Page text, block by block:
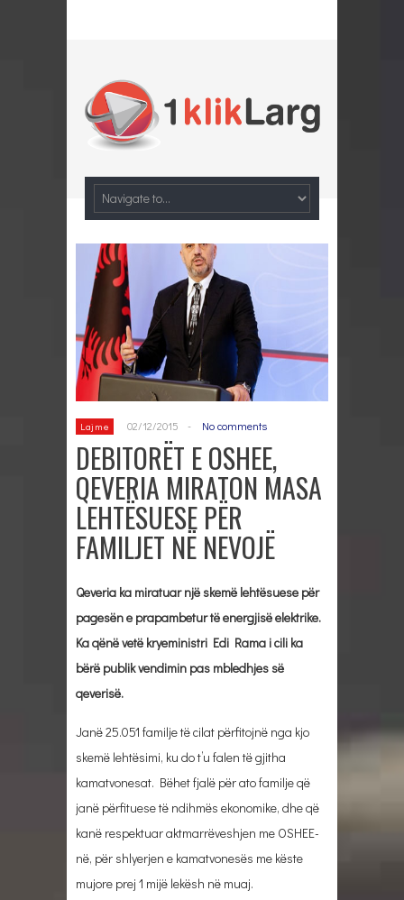
Lajme 02/12/2015 - No comments
DEBITORËT E OSHEE,
QEVERIA MIRATON MASA
LEHTËSUESE PËR
FAMILJET NË NEVOJË
Qeveria ka miratuar një skemë lehtësuese për
pagesën e prapambetur të energjisë elektrike.
Ka qënë vetë kryeministri Edi Rama i cili ka
bërë publik vendimin pas mbledhjes së
qeverisë.
Janë 25.051 familje të cilat përfitojnë nga kjo
skemë lehtësimi, ku do t’u falen të gjitha
kamatvonesat. Bëhet fjalë për ato familje që
janë përfituese të ndihmës ekonomike, dhe që
kanë respektuar aktmarrëveshjen me OSHEE-
në, për shlyerjen e kamatvonesës me këste
mujore prej 1 mijë lekësh në muaj.